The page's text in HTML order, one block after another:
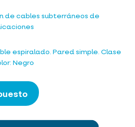
de cables subterráneos de
espiralado. Pared simple. Clase
Negro